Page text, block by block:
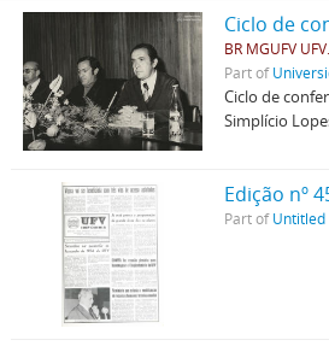
Ciclo de
BR MGUFV
Part of
Ciclo de
Simplício
Edição nº
Part ofUntitled